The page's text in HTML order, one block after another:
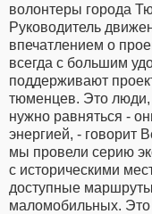
волонтеры города
Руководитель
впечатлением о
всегда с большим
поддерживают
тюменцев. Это люди,
нужно равняться -
энергией, - говорит
мы провели серию
с историческими
доступные маршруты
маломобильных.